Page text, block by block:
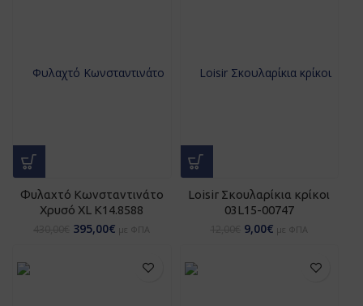
Φυλαχτό Κωνσταντινάτο
Χρυσό XL Κ14.8588
395,00€ με ΦΠΑ
Loisir Σκουλαρίκια κρίκοι
03L15-00747
9,00€ με ΦΠΑ